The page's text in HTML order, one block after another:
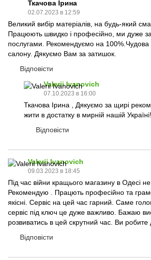
Ткачова Ірина
02.07.2023 в 12:59
Великий вибір матеріалів, на будь-який
Працюють швидко і професійно, ми дуже
послугами. Рекомендуємо на
салону. Дякуємо Вам за затишок.
Відповісти
Valerii Ivanovich
07.10.2023 в 16:00
Ткачова Ірина , Дякуємо за щирі
жити в достатку в мирній нашій
Відповісти
Valerii Ivanovich
09.03.2023 в 18:45
Під час війни кращього магазину в Одесі
Рекомендую . Працють професійно та
якісні. Сервіс на цей час гарний. Саме
сервіс під ключ це дуже важливо. Бажаю
розвиватись в цей скрутний час. Ви робите
Відповісти